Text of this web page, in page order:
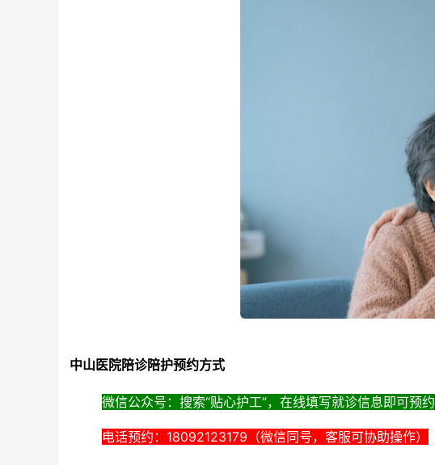
中山医院陪诊陪护预约方式
微信公众号：搜索“贴心护工”，在线填写就诊信息即可预约
电话预约：18092123179（微信同号，客服可协助操作）